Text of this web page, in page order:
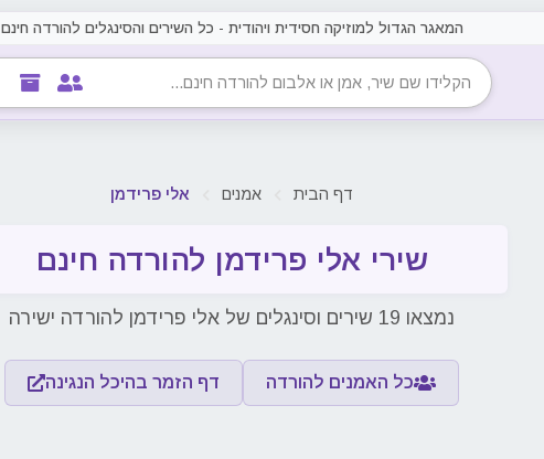
המאגר הגדול למוזיקה חסידית ויהודית - כל השירים והסינגלים להורדה חינם
דף הבית אמנים אלי פרידמן
שירי אלי פרידמן להורדה חינם
נמצאו 19 שירים וסינגלים של אלי פרידמן להורדה ישירה
כל האמנים להורדה דף הזמר בהיכל הנגינה